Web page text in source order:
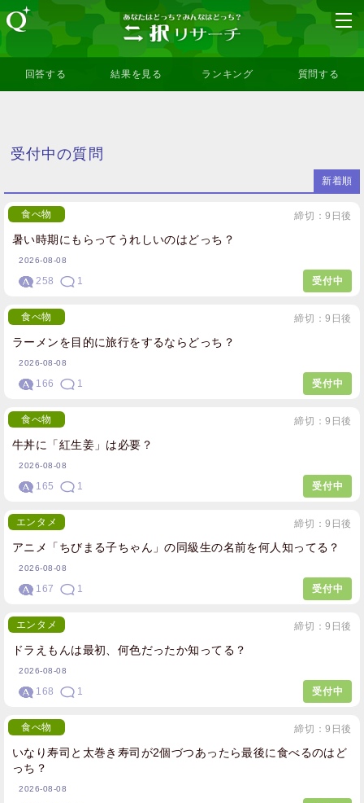
回答する 結果を見る ランキング 質問する
受付中の質問
新着順
暑い時期にもらってうれしいのはどっち？
締切：9日後
食べ物
2026-08-08
258 1 受付中
ラーメンを目的に旅行をするならどっち？
締切：9日後
食べ物
2026-08-08
166 1 受付中
牛丼に「紅生姜」は必要？
締切：9日後
食べ物
2026-08-08
165 1 受付中
アニメ「ちびまる子ちゃん」の同級生の名前を何人知ってる？
締切：9日後
エンタメ
2026-08-08
167 1 受付中
ドラえもんは最初、何色だったか知ってる？
締切：9日後
エンタメ
2026-08-08
168 1 受付中
いなり寿司と太巻き寿司が2個づつあったら最後に食べるのはど
っち？
締切：9日後
食べ物
2026-08-08